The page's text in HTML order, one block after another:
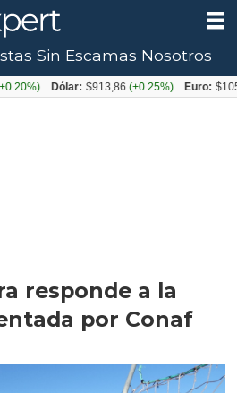
responde a la
por Conaf
Sin Escamas Nosotros
Dólar: $913,86 (+0.25%) Euro: $1053,08(-